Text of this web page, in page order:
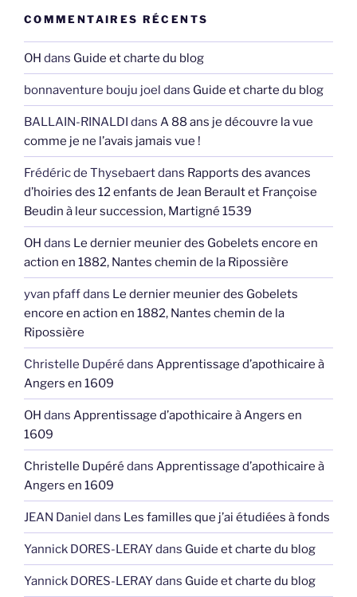
COMMENTAIRES RÉCENTS
OH dans Guide et charte du blog
bonnaventure bouju joel dans Guide et charte du blog
BALLAIN-RINALDI dans A 88 ans je découvre la vue
comme je ne l’avais jamais vue !
Frédéric de Thysebaertdans Rapports des avances
d’hoiries des 12 enfants de Jean Berault et Françoise
Beudin à leur succession, Martigné 1539
OH dans Le dernier meunier des Gobelets encore en
action en 1882, Nantes chemin de la Ripossière
yvan pfaffdans Le dernier meunier des Gobelets
encore en action en 1882, Nantes chemin de la
Ripossière
Christelle Dupéré dans Apprentissage d’apothicaire à
Angers en 1609
OH dans Apprentissage d’apothicaire à Angers en
1609
Christelle Dupéré dans Apprentissage d’apothicaire à
Angers en 1609
JEAN Daniel dans Les familles que j’ai étudiées à fonds
Yannick DORES-LERAYdans Guide et charte du blog
Yannick DORES-LERAYdans Guide et charte du blog